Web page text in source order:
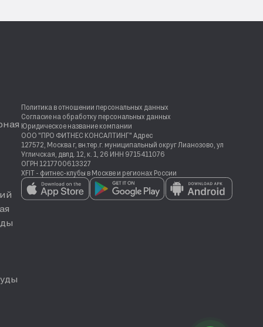
Политика в отношении персональных данных
Согласие на обработку персональных данных
Юридическое название компании
ООО "ПРО ФИТНЕС КОНСАЛТИНГ" Адрес
127572, Москва г, вн.тер.г. муниципальный округ Лианозово, ул
Угличская, двлд. 12, к. 1, 26 ИНН 9715411076
ОГРН 1217700613327
XFIT - фитнес-клубы в Москве и регионах России